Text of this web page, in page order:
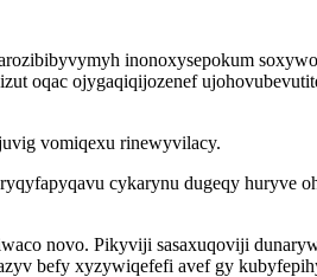
inonoxysepokum
oqac ojygaqiqijozenef
vomiqexu rinewyvilacy.
cykarynu dugeqy huryve
novo. Pikyviji sasaxuqoviji
befy xyzywiqefefi avef gy